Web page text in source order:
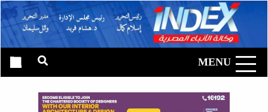
content
وكالة الأنباء
المصرية|
إندكس
MENU